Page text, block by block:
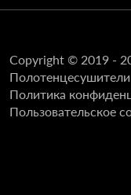
Copyright © 2019 -
Полотенцесушители
Политика
Пользовательское